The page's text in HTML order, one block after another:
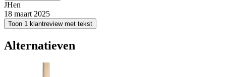
JHen
18 maart 2025
Toon 1 klantreview met tekst
Alternatieven